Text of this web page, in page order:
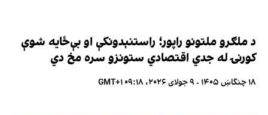
د ملګرو ملتونو راپور؛ راستنېدونکې او بې‌ځایه شوې
کورنۍ له جدي اقتصادي ستونزو سره مخ دي
۱۸ چنگاښ ۱۴۰۵ - ۹ جولای ۲۰۲۶، ۰۹:۱۸ GMT+۱